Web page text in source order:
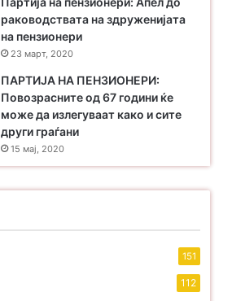
раководствата на здруженијата
на пензионери
23 март, 2020
ПАРТИЈА НА ПЕНЗИОНЕРИ:
Повозрасните од 67 години ќе
може да излегуваат како и сите
други граѓани
15 мај, 2020
151
112